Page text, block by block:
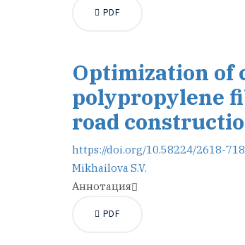
PDF
Optimization of
polypropylene
road
https://doi.org/10.58224/2618-
Mikhailova S.V.
Аннотация
PDF